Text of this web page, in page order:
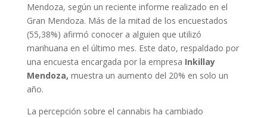
Mendoza, según un reciente informe realizado en el
Gran Mendoza. Más de la mitad de los encuestados
(55,38%) afirmó conocer a alguien que utilizó
marihuana en el último mes. Este dato, respaldado por
una encuesta encargada por la empresa Inkillay
Mendoza, muestra un aumento del 20% en solo un
año.
La percepción sobre el cannabis ha cambiado